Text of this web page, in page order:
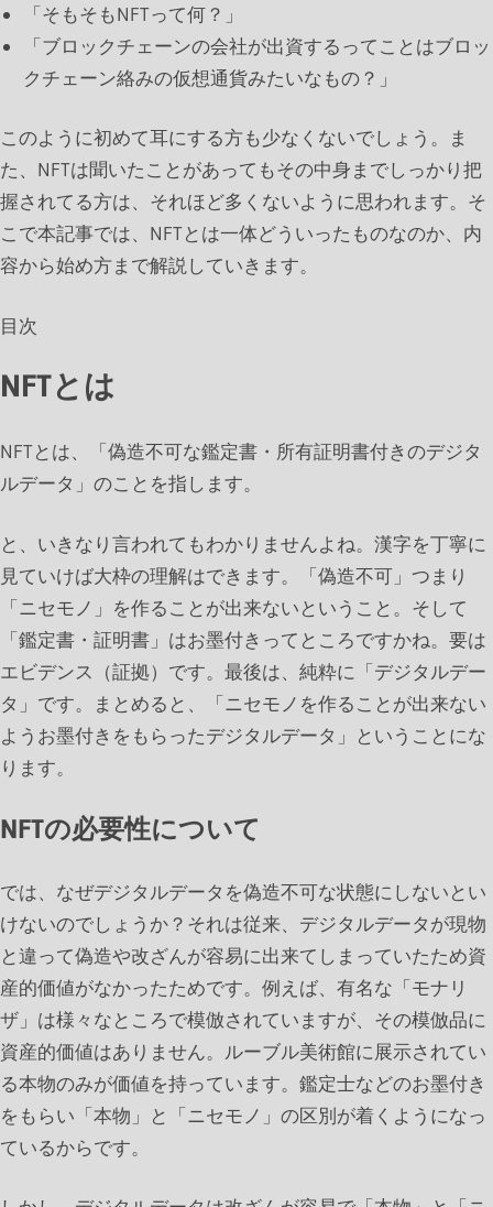
「そもそもNFTって何？」
「ブロックチェーンの会社が出資するってことはブロッ
クチェーン絡みの仮想通貨みたいなもの？」
このように初めて耳にする方も少なくないでしょう。ま
た、NFTは聞いたことがあってもその中身までしっかり把
握されてる方は、それほど多くないように思われます。そ
こで本記事では、NFTとは一体どういったものなのか、内
容から始め方まで解説していきます。
目次
NFTとは
NFTとは、「偽造不可な鑑定書・所有証明書付きのデジタ
ルデータ」のことを指します。
と、いきなり言われてもわかりませんよね。漢字を丁寧に
見ていけば大枠の理解はできます。「偽造不可」つまり
「ニセモノ」を作ることが出来ないということ。そして
「鑑定書・証明書」はお墨付きってところですかね。要は
エビデンス（証拠）です。最後は、純粋に「デジタルデー
タ」です。まとめると、「ニセモノを作ることが出来ない
ようお墨付きをもらったデジタルデータ」ということにな
ります。
NFTの必要性について
では、なぜデジタルデータを偽造不可な状態にしないとい
けないのでしょうか？それは従来、デジタルデータが現物
と違って偽造や改ざんが容易に出来てしまっていたため資
産的価値がなかったためです。例えば、有名な「モナリ
ザ」は様々なところで模倣されていますが、その模倣品に
資産的価値はありません。ルーブル美術館に展示されてい
る本物のみが価値を持っています。鑑定士などのお墨付き
をもらい「本物」と「ニセモノ」の区別が着くようになっ
ているからです。